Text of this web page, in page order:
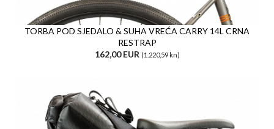
TORBA POD SJEDALO & SUHA VREĆA CARRY 14L CRNA
RESTRAP
162,00 EUR (1.220,59 kn)